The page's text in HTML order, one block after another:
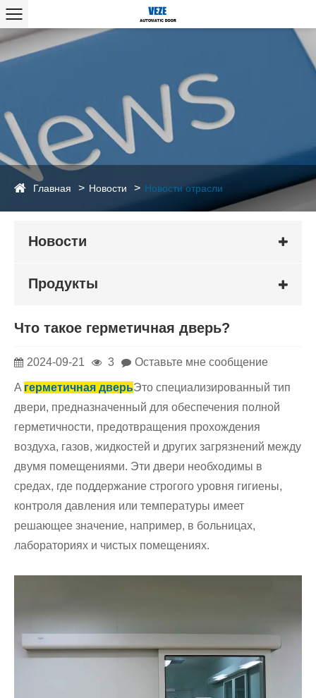
Главная Новости Новости отрасли
Новости
Продукты
Что такое герметичная дверь?
2024-09-21 3 Оставьте мне сообщение
A герметичная дверьЭто специализированный тип
двери, предназначенный для обеспечения полной
герметичности, предотвращения прохождения
воздуха, газов, жидкостей и других загрязнений между
двумя помещениями. Эти двери необходимы в
средах, где поддержание строгого уровня гигиены,
контроля давления или температуры имеет
решающее значение, например, в больницах,
лабораториях и чистых помещениях.